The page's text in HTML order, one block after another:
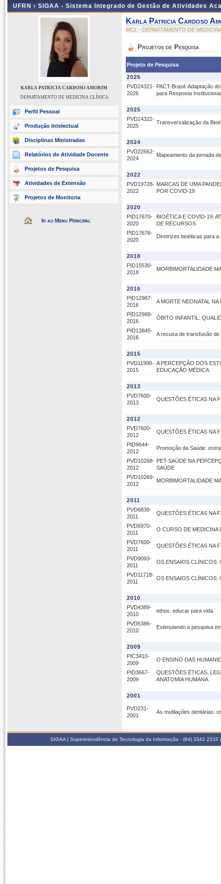
UFRN › SIGAA - Sistema Integrado de Gestão de Atividades
KARLA PATRICIA CARDOSO AMORIM
DEPARTAMENTO DE MEDICINA CLÍNICA
Perfil Pessoal
Produção Intelectual
Disciplinas Ministradas
Relatórios de Atividade Docente
Projetos de Pesquisa
Atividades de Extensão
Projetos de Monitoria
Ir ao Menu Principal
Karla Patricia Cardoso
MCL - DEPARTAMENTO DE
Projetos de Pesquisa
Projeto de Pesquisa
2026
PVD24321-
2026
PACT-Brasil: Adaptação
para Resposta
2025
PVD24322-
2025
Transversalização da
2024
PVD22662-
2024
Mapeamento da jornada
2022
PVD19728-
2022
MARCAS DE UMA
POR COVID-19
2020
PID17670-
2020
BIOÉTICA E COVID-19:
DE RECURSOS
PID17676-
2020
Diretrizes bioéticas para
2018
PID15530-
2018
MORBIMORTALIDADE
2016
PID12987-
2016
A MORTE NEONATAL
PID12988-
2016
ÓBITO INFANTIL:
PID13845-
2016
A recusa de transfusão
2015
PVD11998-
2015
A PERCEPÇÃO DOS
EDUCAÇÃO MÉDICA
2013
PVD7600-
2013
QUESTÕES ÉTICAS NA
2012
PVD7600-
2012
QUESTÕES ÉTICAS NA
PID9644-
2012
Promoção da Saúde:
PVD10268-
2012
PET-SAÚDE NA
SAÚDE
PVD10269-
2012
MORBIMORTALIDADE
2011
PVD6838-
2011
QUESTÕES ÉTICAS NA
PVD6970-
2011
O CURSO DE MEDICINA
PVD7600-
2011
QUESTÕES ÉTICAS NA
PVD9093-
2011
OS ENSAIOS CLÍNICOS:
PVD11718-
2011
OS ENSAIOS CLÍNICOS:
2010
PVD4389-
2010
ethos: educar para vida
PVD5386-
2010
Estimulando a pesquisa
2009
PIC3410-
2009
O ENSINO DAS
PID3667-
2009
QUESTÕES ÉTICAS,
ANATOMIA HUMANA.
2001
PVD231-
2001
As mutilações dentárias:
SIGAA | Superintendência de Tecnologia da Informação - (84) 3342